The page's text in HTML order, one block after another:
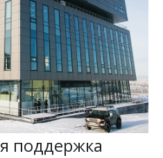
поддержка